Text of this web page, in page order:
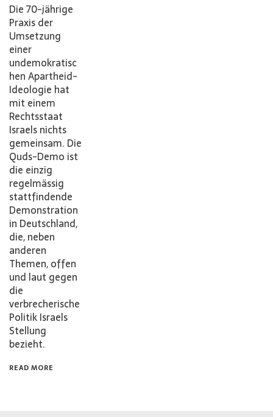
Die 70-jährige
Praxis der
Umsetzung
einer
undemokratisc
hen Apartheid-
Ideologie hat
mit einem
Rechtsstaat
Israels nichts
gemeinsam. Die
Quds-Demo ist
die einzig
regelmässig
stattfindende
Demonstration
in Deutschland,
die, neben
anderen
Themen, offen
und laut gegen
die
verbrecherische
Politik Israels
Stellung
bezieht.
READ MORE